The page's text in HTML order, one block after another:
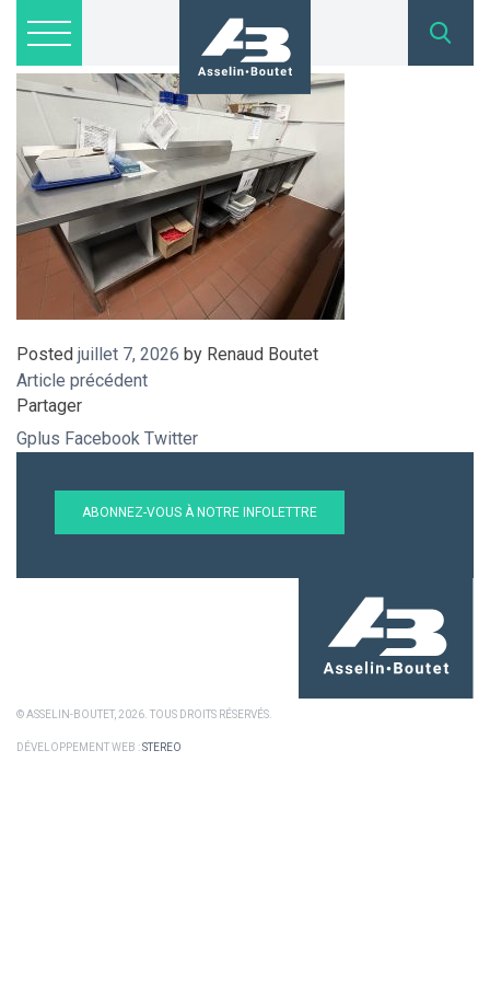
Lots disponibles
Inscription
Nous joindre
admin@asselinboutet.com
418 254-1771
IMG_8989
Posted juillet 7, 2026 by Renaud Boutet
Article précédent
Partager
Gplus Facebook Twitter
ABONNEZ-VOUS À NOTRE INFOLETTRE
© ASSELIN-BOUTET, 2026. TOUS DROITS RÉSERVÉS.
DÉVELOPPEMENT WEB :STEREO